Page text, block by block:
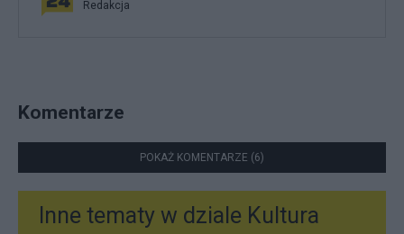
Redakcja
Komentarze
POKAŻ KOMENTARZE (6)
Inne tematy w dziale Kultura